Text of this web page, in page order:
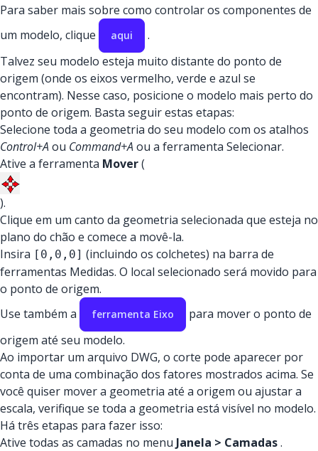
Para saber mais sobre como controlar os componentes de
um modelo, clique
aqui
.
Talvez seu modelo esteja muito distante do ponto de
origem (onde os eixos vermelho, verde e azul se
encontram). Nesse caso, posicione o modelo mais perto do
ponto de origem. Basta seguir estas etapas:
Selecione toda a geometria do seu modelo com os atalhos
Control+Aou Command+Aou a ferramenta Selecionar.
Ative a ferramenta Mover(
).
Clique em um canto da geometria selecionada que esteja no
plano do chão e comece a movê-la.
Insira [0,0,0] (incluindo os colchetes) na barra de
ferramentas Medidas. O local selecionado será movido para
o ponto de origem.
Use também a
ferramenta Eixo
para mover o ponto de
origem até seu modelo.
Ao importar um arquivo DWG, o corte pode aparecer por
conta de uma combinação dos fatores mostrados acima. Se
você quiser mover a geometria até a origem ou ajustar a
escala, verifique se toda a geometria está visível no modelo.
Há três etapas para fazer isso:
Ative todas as camadas no menu Janela > Camadas.